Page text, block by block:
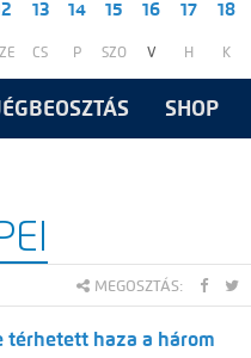
13
CS
14
P
15
SZO
16
V
17
H
18
K
SHOP
MEGOSZTÁS:
térhetett haza a három